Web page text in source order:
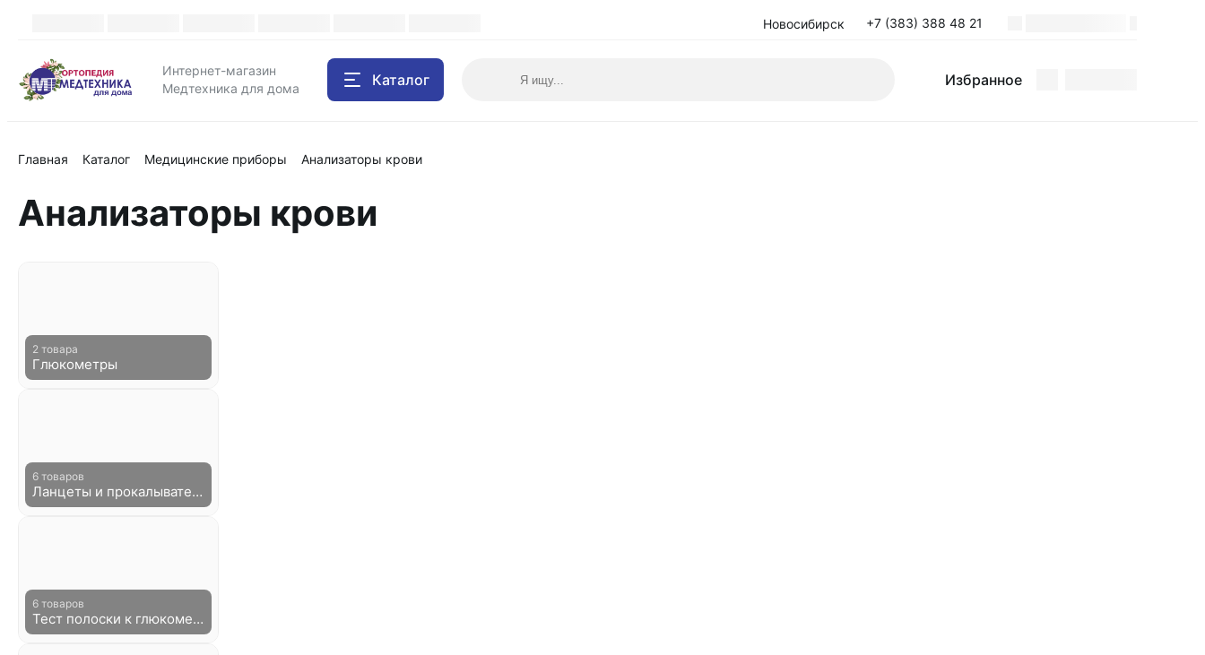
Поиск
Новосибирск +7 (383) 388 48 21
Интернет-магазин
Медтехника для дома
Каталог Избранное
Главная Каталог Медицинские приборы Анализаторы крови
Анализаторы крови
2 товара
Глюкометры
6 товаров
Ланцеты и прокалыватели к глюкометрам
6 товаров
Тест полоски к глюкометрам